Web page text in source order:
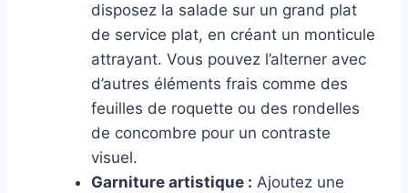
disposez la salade sur un grand plat
de service plat, en créant un monticule
attrayant. Vous pouvez l’alterner avec
d’autres éléments frais comme des
feuilles de roquette ou des rondelles
de concombre pour un contraste
visuel.
Garniture artistique : Ajoutez une